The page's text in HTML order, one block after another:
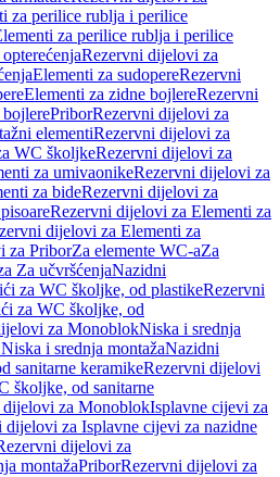
za perilice rublja i perilice
za perilice rublja i perilice
Rezervni dijelovi za
Elementi za sudopereRezervni
Elementi za zidne bojlereRezervni
PriborRezervni dijelovi za
elementiRezervni dijelovi za
WC školjkeRezervni dijelovi za
za umivaonikeRezervni dijelovi za
za bideRezervni dijelovi za
Rezervni dijelovi za Elementi za
dijelovi za Elementi za
za PriborZa elemente WC-aZa
Za učvršćenjaNazidni
za WC školjke, od plastikeRezervni
za WC školjke, od
za MonoblokNiska i srednja
i srednja montažaNazidni
sanitarne keramikeRezervni dijelovi
školjke, od sanitarne
dijelovi za MonoblokIsplavne cijevi za
dijelovi za Isplavne cijevi za nazidne
dijelovi za
montažaPriborRezervni dijelovi za